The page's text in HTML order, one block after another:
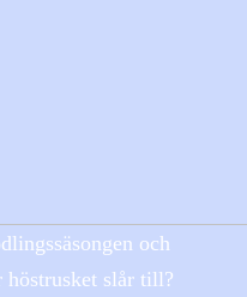
och
höstrusket slår till?